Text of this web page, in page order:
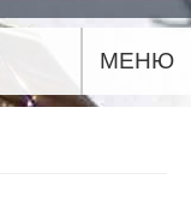
МЕНЮ